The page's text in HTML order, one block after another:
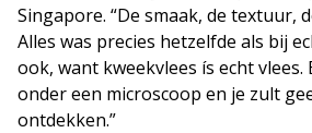
Singapore. “De smaak, de textuur,
Alles was precies hetzelfde als bij
ook, want kweekvlees ís echt
onder een microscoop en je zult
ontdekken.”